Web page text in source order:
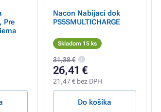
Pre
Nacon Nabíjací dok
PS5SMULTICHARGE
Skladom 15 ks
31,38 €
26,41 €
21,47 € bez DPH
Do košíka